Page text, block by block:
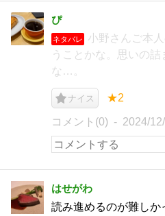
ぴ
ネタバレ
小野さんご本
うことかな。思いの詰
な…。
ナイス ★2
コメント(0) 2024/
はせがわ
読み進めるのが難しか